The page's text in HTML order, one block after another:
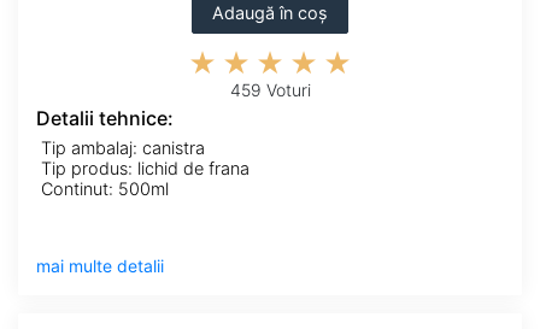
Adaugă în coș
459 Voturi
Detalii tehnice:
Tip ambalaj: canistra
Tip produs: lichid de frana
Continut: 500ml
mai multe detalii